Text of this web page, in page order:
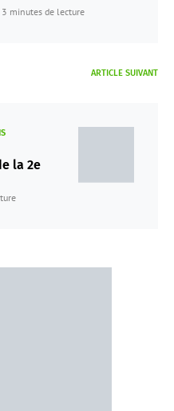
3 minutes de lecture
ARTICLE SUIVANT
la 2e